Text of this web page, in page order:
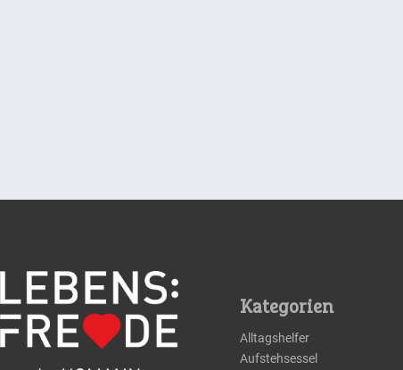
Kategorien
Alltagshelfer
Aufstehsessel